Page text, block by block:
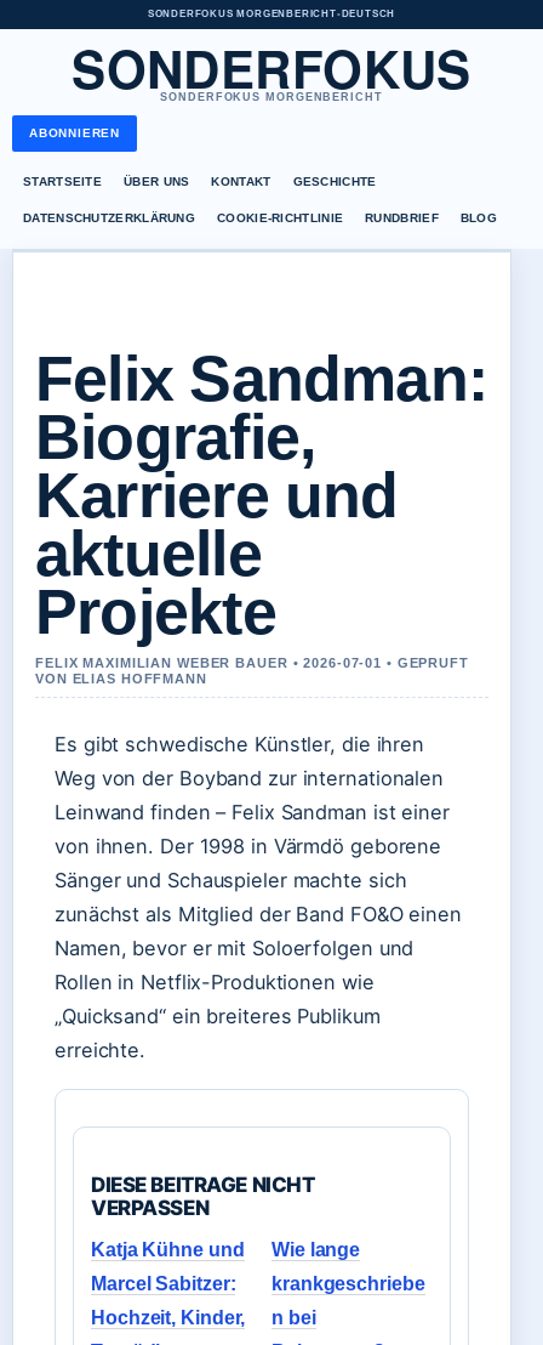
SONDERFOKUS MORGENBERICHT• DEUTSCH
SONDERFOKUS
SONDERFOKUS MORGENBERICHT
ABONNIEREN
STARTSEITE ÜBER UNS KONTAKT GESCHICHTE
DATENSCHUTZERKLÄRUNG COOKIE-RICHTLINIE RUNDBRIEF BLOG
Felix Sandman:
Biografie,
Karriere und
aktuelle
Projekte
FELIX MAXIMILIAN WEBER BAUER • 2026-07-01 • GEPRUFT
VON ELIAS HOFFMANN
Es gibt schwedische Künstler, die ihren
Weg von der Boyband zur internationalen
Leinwand finden – Felix Sandman ist einer
von ihnen. Der 1998 in Värmdö geborene
Sänger und Schauspieler machte sich
zunächst als Mitglied der Band FO&O einen
Namen, bevor er mit Soloerfolgen und
Rollen in Netflix-Produktionen wie
„Quicksand“ ein breiteres Publikum
erreichte.
DIESE BEITRAGE NICHT
VERPASSEN
Katja Kühne und
Marcel Sabitzer:
Hochzeit, Kinder,
Wie lange
krankgeschriebe
n bei